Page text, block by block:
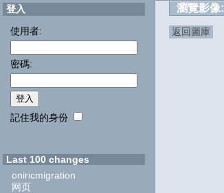
登入
使用者:
密碼:
記住我的身份
Last 100 changes
oniricmigration
网页
瀏覽影像:
返回圖庫